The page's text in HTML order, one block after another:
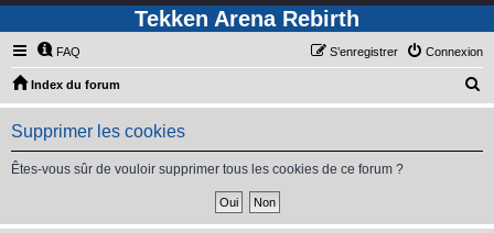
Tekken Arena Rebirth
FAQ Connexion
S’enregistrer
Index du forum
e
Supprimer les cookies
Êtes-vous sûr de vouloir supprimer tous les cookies de ce forum ?